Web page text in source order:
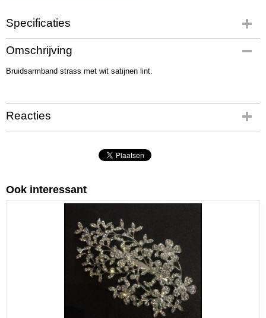
Specificaties
Productcode
12346
Netto gewicht
Omschrijving
Bruidsarmband strass met wit satijnen lint.
Reacties
Ook interessant